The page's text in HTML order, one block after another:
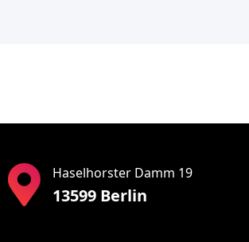
Haselhorster Damm 19
13599 Berlin